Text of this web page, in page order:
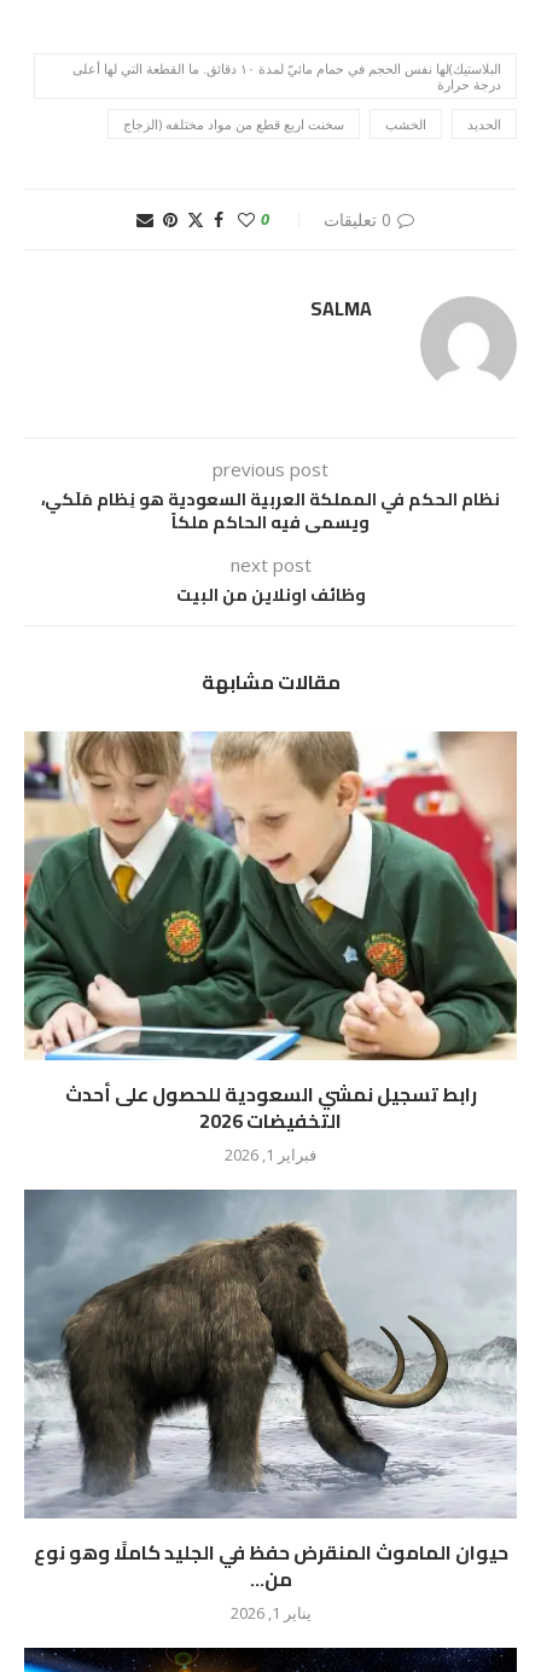
البلاستيك)لها نفس الحجم في حمام مائيّ لمدة ١٠ دقائق. ما القطعة التي لها أعلى
درجة حرارة
الحديد الخشب سخنت اربع قطع من مواد مختلفه (الزجاج
0 تعليقات 0
SALMA
previous post
نظام الحكم في المملكة العربية السعودية هو نِظام مَلَكي،
ويسمى فيه الحاكم ملكاً
next post
وظائف اونلاين من البيت
مقالات مشابهة
رابط تسجيل نمشي السعودية للحصول على أحدث
التخفيضات 2026
فبراير 1, 2026
حيوان الماموث المنقرض حفظ في الجليد كاملًا وهو نوع
من...
يناير 1, 2026